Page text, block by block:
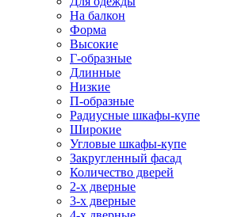
На балкон
Форма
Высокие
Г-образные
Длинные
Низкие
П-образные
Радиусные шкафы-купе
Широкие
Угловые шкафы-купе
Закругленный фасад
Количество дверей
2-х дверные
3-х дверные